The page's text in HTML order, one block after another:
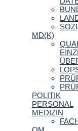
MD(K)
POLITIK
PERSONAL
MEDIZIN